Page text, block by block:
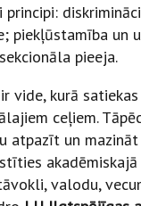
piekļūstamība
pieeja.
vide, kurā
ceļiem.
atpazīt un
valodu,